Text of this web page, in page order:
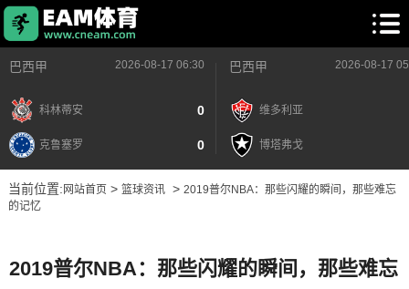
巴西甲 2026-08-17 06:30
科林蒂安 0
克鲁塞罗 0
巴西甲 2026-08-17
维多利亚
博塔弗戈
当前位置: 网站首页> 篮球资讯> 2019普尔NBA：那些闪耀的瞬间，那些难忘
的记忆
2019普尔NBA：那些闪耀的瞬间，那些难忘